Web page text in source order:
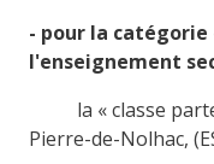
- pour la catégorie
l'enseignement
la « classe
Pierre-de-Nolhac,